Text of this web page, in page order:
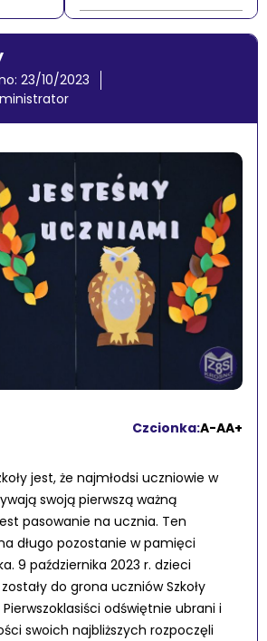
23/10/2023
Czcionka:A-AA+
jest, że najmłodsi uczniowie w
swoją pierwszą ważną
pasowanie na ucznia. Ten
długo pozostanie w pamięci
9 października 2023 r. dzieci
do grona uczniów Szkoły
odświętnie ubrani i
swoich najbliższych rozpoczęli